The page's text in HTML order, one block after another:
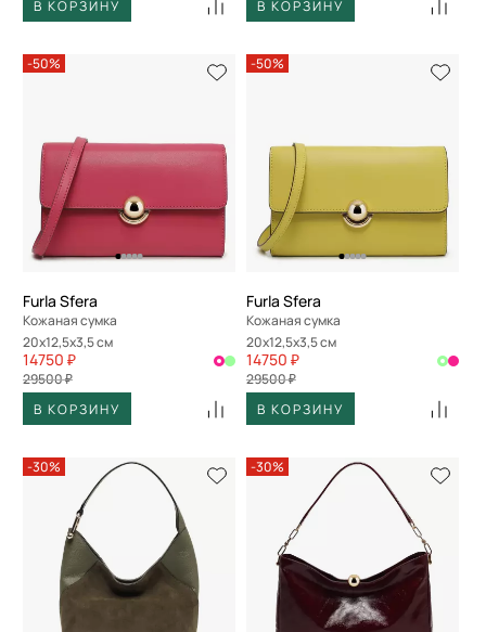
В КОРЗИНУ В КОРЗИНУ
-50%
Furla Sfera
Кожаная сумка
20x12,5x3,5 см
14750 ₽
29500 ₽
В КОРЗИНУ
-50%
Furla Sfera
Кожаная сумка
20x12,5x3,5 см
14750 ₽
29500 ₽
В КОРЗИНУ
-30% -30%